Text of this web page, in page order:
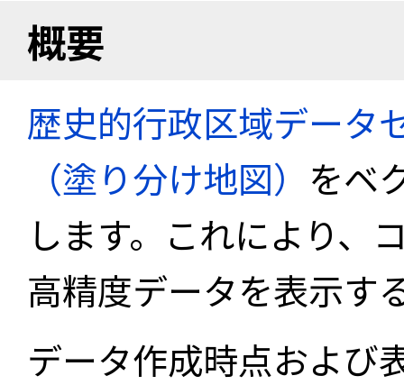
概要
歴史的行政区域データ
（塗り分け地図） をベ
します。これにより、
高精度データを表示す
データ作成時点および